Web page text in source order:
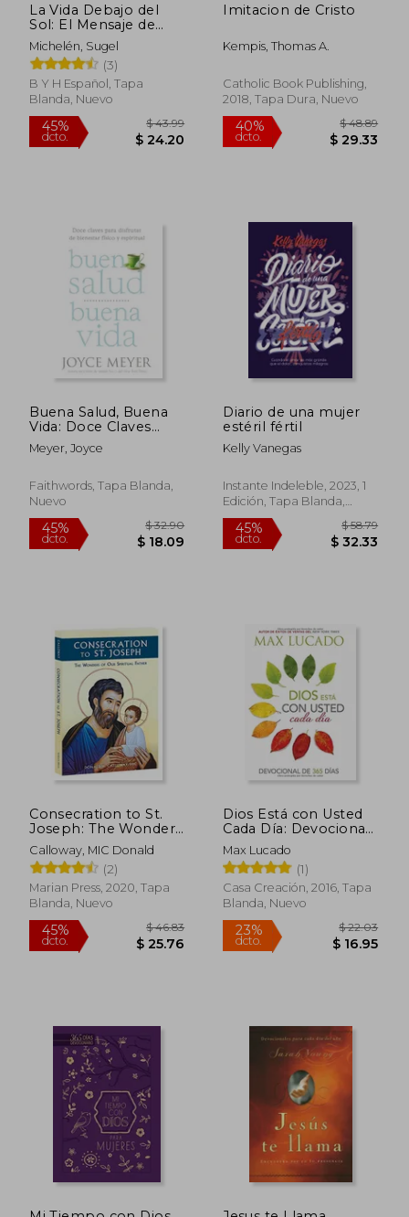
40%
dcto. $ 27.68
40%
dcto. $
La Vida Debajo del
Sol: El Mensaje de
Eclesiastés
Michelén, Sugel
(3)
B Y H Español, Tapa
Blanda, Nuevo
Imitacion de Cristo
Kempis, Thomas A.
Catholic Book Publishing,
2018, Tapa Dura, Nuevo
Buena Salud, Buena
Vida: Doce Claves
Para Disfrutar de
Bienestar Fisico y
Meyer, Joyce
Faithwords, Tapa Blanda,
Nuevo
$ 18.09
Diario de una mujer
estéril fértil
Kelly Vanegas
Instante Indeleble, 2023, 1
Edición, Tapa Blanda,
Nuevo
Consecration to St.
Joseph: The Wonders
of our Spiritual Father
(en Inglés)
Calloway, MIC Donald
(2)
Marian Press, 2020, Tapa
Blanda, Nuevo
Dios Está con Usted
Cada Día: Devocional
de 365 Días
Max Lucado
(1)
Casa Creación, 2016, Tapa
Blanda, Nuevo